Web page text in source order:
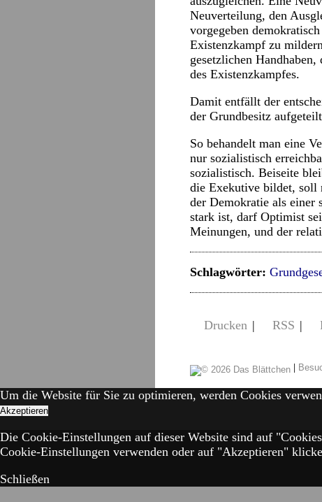
Neuverteilung, den
vorgegeben
Existenzkampf zu
gesetzlichen
des Existenzkampfes.
Damit entfällt der
der Grundbesitz
So behandelt man eine
nur sozialistisch
sozialistisch. Beiseite
die Exekutive bildet, soll
der Demokratie als einer
stark ist, darf Optimist
Meinungen, und der
Schlagwörter:
Drucken | RSS |
|
Um die Website für Sie zu optimieren, werden Cookies
Akzeptieren
Die Cookie-Einstellungen auf dieser Website sind auf
Cookie-Einstellungen verwenden oder auf "Akzeptieren"
Schließen